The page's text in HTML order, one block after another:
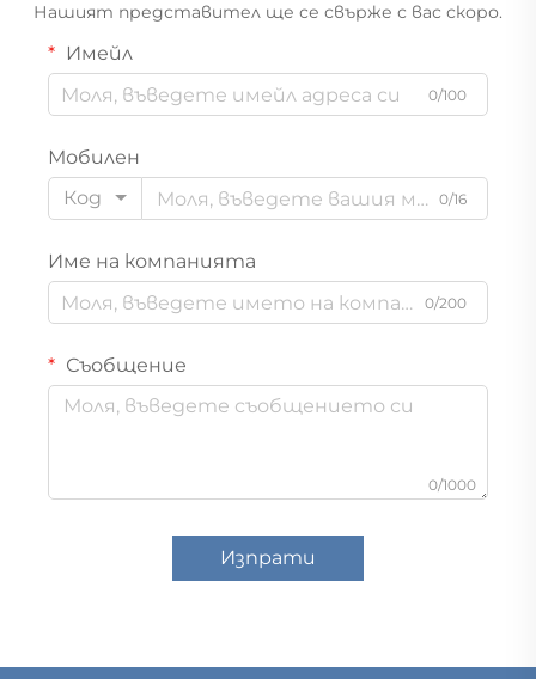
Нашият представител ще се свърже с вас скоро.
Имейл
0/100
Мобилен
Код
0/16
Име на компанията
0/200
Съобщение
0/1000
Изпрати